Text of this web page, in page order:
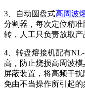
3、自动圆盘式高周波
分割器，每次定位精
转，人工只负责放取产
4、转盘熔接机配有
高，防止烧损高周波
屏蔽装置，将高频干
免由不当操作所引起